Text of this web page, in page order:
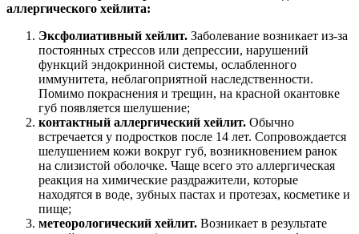
аллергического хейлита:
Эксфолиативный хейлит. Заболевание возникает из-за
постоянных стрессов или депрессии, нарушений
функций эндокринной системы, ослабленного
иммунитета, неблагоприятной наследственности.
Помимо покраснения и трещин, на красной окантовке
губ появляется шелушение;
контактный аллергический хейлит. Обычно
встречается у подростков после 14 лет. Сопровождается
шелушением кожи вокруг губ, возникновением ранок
на слизистой оболочке. Чаще всего это аллергическая
реакция на химические раздражители, которые
находятся в воде, зубных пастах и протезах, косметике и
пище;
метеорологический хейлит. Возникает в результате